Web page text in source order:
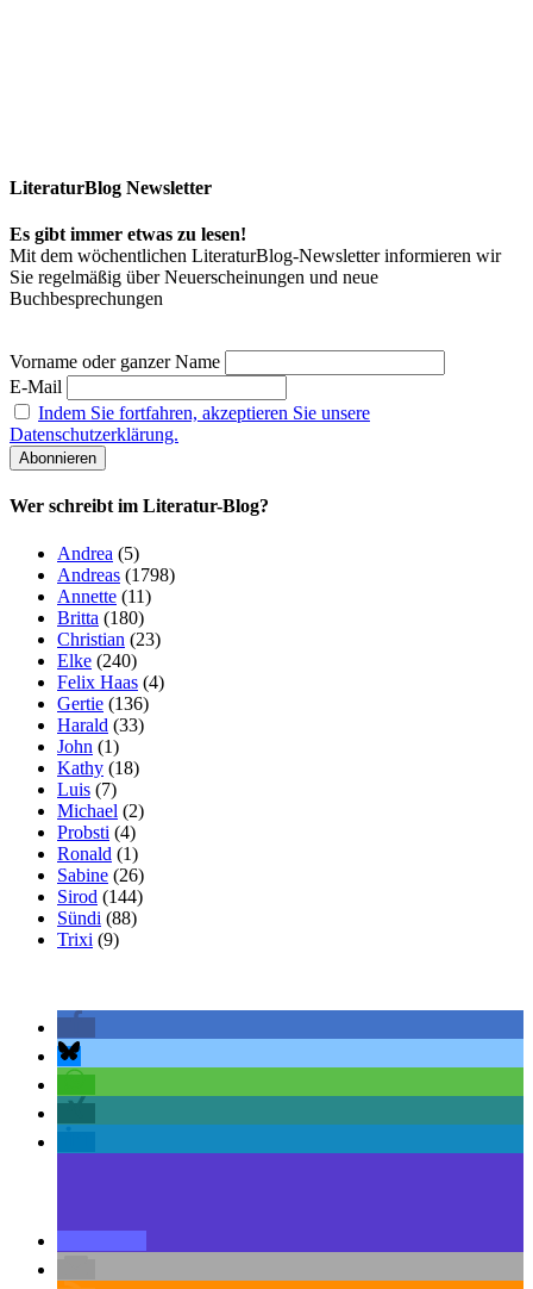
LiteraturBlog Newsletter
Es gibt immer etwas zu lesen!
Mit dem wöchentlichen LiteraturBlog-Newsletter informieren wir
Sie regelmäßig über Neuerscheinungen und neue
Buchbesprechungen
Vorname oder ganzer Name
E-Mail
Indem Sie fortfahren, akzeptieren Sie unsere
Datenschutzerklärung.
Wer schreibt im Literatur-Blog?
Andrea (5)
Andreas (1798)
Annette (11)
Britta (180)
Christian (23)
Elke (240)
Felix Haas (4)
Gertie (136)
Harald (33)
John (1)
Kathy (18)
Luis (7)
Michael (2)
Probsti (4)
Ronald (1)
Sabine (26)
Sirod (144)
Sündi (88)
Trixi (9)